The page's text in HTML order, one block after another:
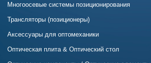
Многоосевые системы позиционирования
Трансляторы (позиционеры)
Аксессуары для оптомеханики
Оптическая плита & Оптический стол